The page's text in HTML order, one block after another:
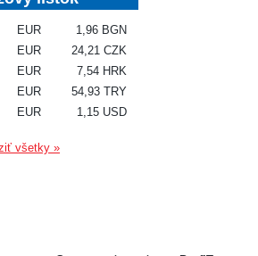
EUR
1,96 BGN
EUR
24,21 CZK
EUR
7,54 HRK
EUR
54,93 TRY
EUR
1,15 USD
všetky »